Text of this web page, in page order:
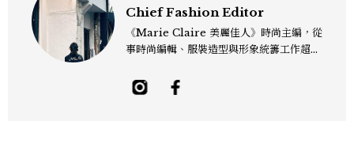
Chief Fashion Editor
《Marie Claire 美麗佳人》時尚主編，從
事時尚編輯、服裝造型與形象統籌工作超過
與編輯認證。風格遊走於復古、現代與未來
之間，擅長融合高級時裝、正式服飾、運動